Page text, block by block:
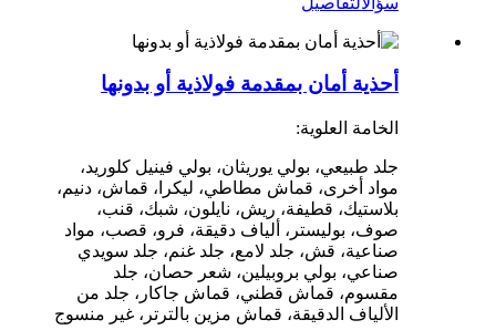
أحذية أمان بمقدمة فولاذية أو بدونها
الخامة العلوية:
جلد طبيعي، بولي يوريثان، بولي فينيل كلوريد،
مواد أخرى، قماش مطاطي، ليكرا، قماش، دنيم،
بلاستيك، قطيفة، ريش، نايلون، شبك، قنب،
صوف، بوليستر، ألياف دقيقة، فرو، قصب، مواد
صناعية، قش، جلد لامع، جلد غنم، جلد سويدي
صناعي، بولي بروبيلين، شعر حصان، جلد
مقسوم، قماش قطني، قماش جاكار، جلد من
الألياف الدقيقة، قماش مزين بالترتر، غير منسوج